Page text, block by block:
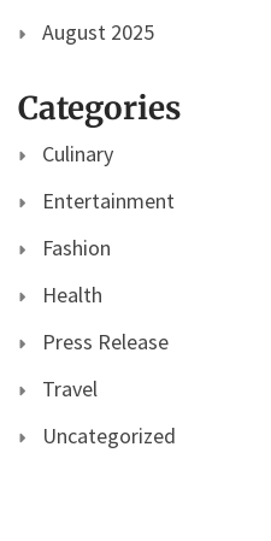
August 2025
Categories
Culinary
Entertainment
Fashion
Health
Press Release
Travel
Uncategorized